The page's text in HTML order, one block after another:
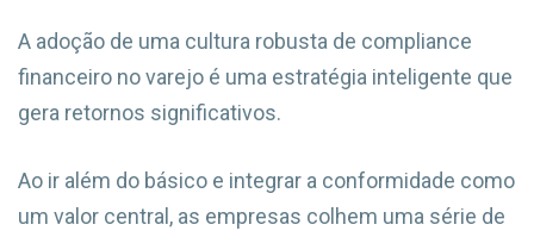
A adoção de uma cultura robusta de compliance
financeiro no varejo é uma estratégia inteligente que
gera retornos significativos.
Ao ir além do básico e integrar a conformidade como
um valor central, as empresas colhem uma série de